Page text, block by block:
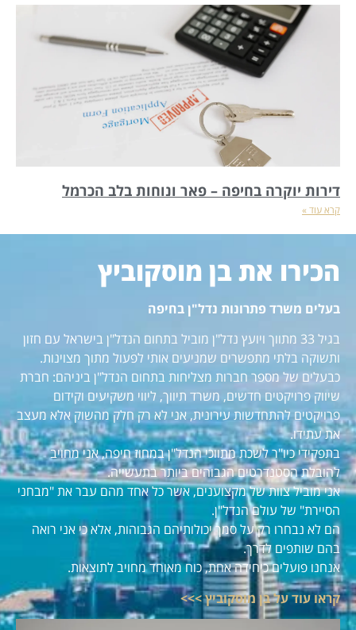
דירות יוקרה בחיפה – פאר ונוחות בלב הכרמל
קרא עוד »
הכירו את בן מוסקוביץ
בעלים משרד פתרונות נדל"ן בחיפה
בגיל 33 מתווך ויועץ נדל"ן מוביל בתחום הנדל"ן בישראל עם חזון
ותשוקה בלתי מתפשרים שמניעים אותי לפעול מתוך מצוינות.
כבעלים של מספר חברות מצליחות בתחום הנדל"ן ביניהם: חברת
שיווק פרויקטים חדשים, משרד תיווך, ליווי משקיעים וקידום
פרויקטים להתחדשות עירונית, אני לא רק חלק מהשוק אלא מעצב
את עתידו.
בתפקידי כיו"ר לשכת מתווכי הנדל"ן במחוז חיפה, אני מחויב
להובלת הסטנדרטים הגבוהים ביותר בתעשייה.
אני מוביל צוות של מקצוענים, אשר כל אחד מהם עבר את "מבחני
הסיירת" של עולם הנדל"ן.
הם לא נבחרו רק על סמך יכולותיהם הגבוהות, אלא כי אני רואה
בהם שותפים לדרך.
אנחנו פועלים כיחידה אחת, כוח מאוחד מחויב לתוצאות.
קראו עוד על בן מוסקוביץ >>>